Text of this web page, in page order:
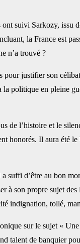
suivi Sarkozy,
la France est
n’a trouvé ?
justifier son
politique en pleine
de l’histoire et le
Il aura été
d’être au bon
son propre sujet
indignation, tollé,
sur le sujet «
talent de banquier